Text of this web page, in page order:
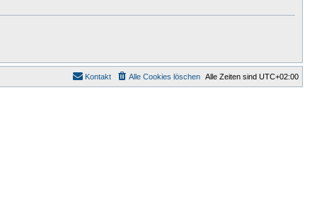
Alle Zeiten sind UTC+02:00
Alle Cookies löschen
Kontakt